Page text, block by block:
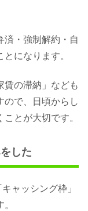
済・強制解約・自
になります。
賃の滞納」なども
ので、日頃からし
とが大切です。
した
ャッシング枠」